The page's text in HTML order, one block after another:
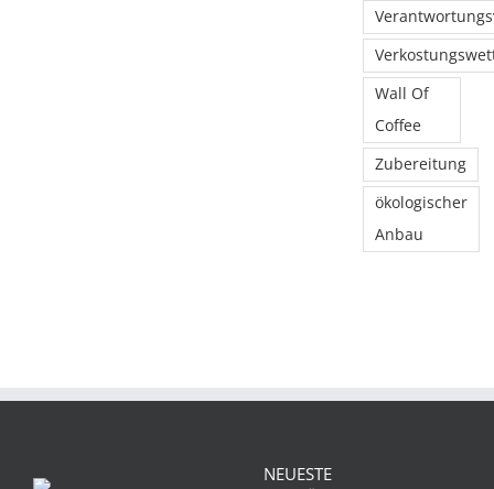
Wall Of
Coffee
Zubereitung
ökologischer
Anbau
NEUESTE